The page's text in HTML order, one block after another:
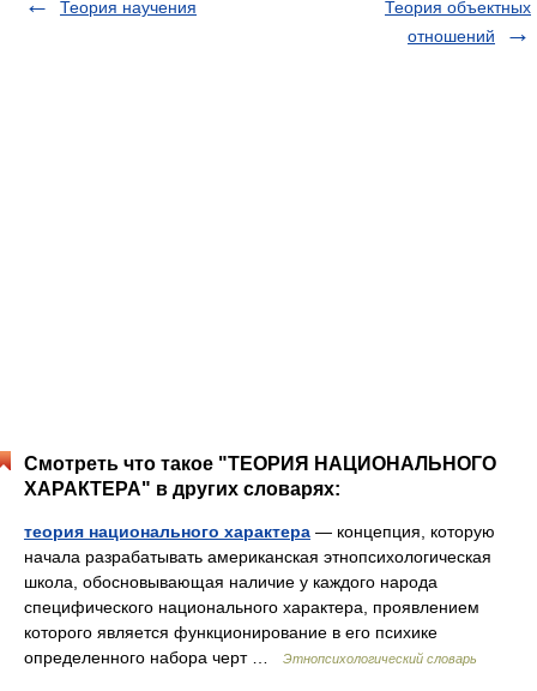
Теория научения
Теория объектных
отношений
Смотреть что такое "ТЕОРИЯ НАЦИОНАЛЬНОГО
ХАРАКТЕРА" в других словарях:
теория национального характера — концепция, которую
начала разрабатывать американская этнопсихологическая
школа, обосновывающая наличие у каждого народа
специфического национального характера, проявлением
которого является функционирование в его психике
определенного набора черт …
Этнопсихологический словарь